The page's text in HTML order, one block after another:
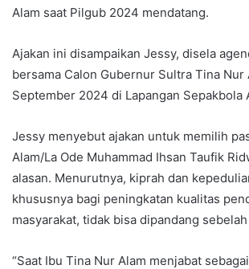
Alam saat Pilgub 2024 mendatang.
Ajakan ini disampaikan Jessy, disela
bersama Calon Gubernur Sultra Tina Nur
September 2024 di Lapangan Sepakbola
Jessy menyebut ajakan untuk memilih
Alam/La Ode Muhammad Ihsan Taufik
alasan. Menurutnya, kiprah dan
khususnya bagi peningkatan kualitas
masyarakat, tidak bisa dipandang sebelah
“Saat Ibu Tina Nur Alam menjabat